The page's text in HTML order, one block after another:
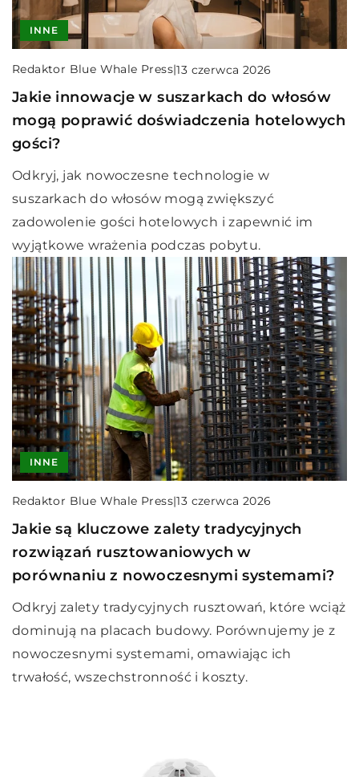
INNE
Redaktor Blue Whale Press|13 czerwca 2026
Jakie innowacje w suszarkach do włosów
mogą poprawić doświadczenia hotelowych
gości?
Odkryj, jak nowoczesne technologie w
suszarkach do włosów mogą zwiększyć
zadowolenie gości hotelowych i zapewnić im
wyjątkowe wrażenia podczas pobytu.
INNE
Redaktor Blue Whale Press|13 czerwca 2026
Jakie są kluczowe zalety tradycyjnych
rozwiązań rusztowaniowych w
porównaniu z nowoczesnymi systemami?
Odkryj zalety tradycyjnych rusztowań, które wciąż
dominują na placach budowy. Porównujemy je z
nowoczesnymi systemami, omawiając ich
trwałość, wszechstronność i koszty.